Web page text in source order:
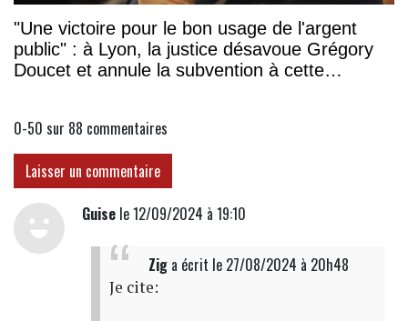
"Une victoire pour le bon usage de l'argent
public" : à Lyon, la justice désavoue Grégory
Doucet et annule la subvention à cette
0-50 sur 88 commentaires
Laisser un commentaire
Guisele 12/09/2024 à 19:10
Ziga écrit le 27/08/2024 à 20h48
Je cite: